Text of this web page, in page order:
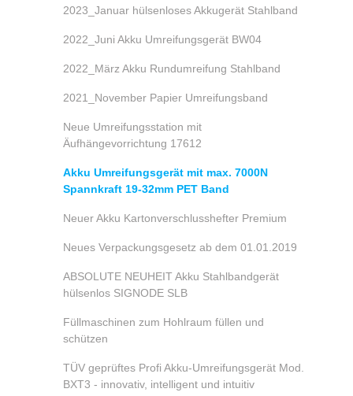
2023_Januar hülsenloses Akkugerät Stahlband
2022_Juni Akku Umreifungsgerät BW04
2022_März Akku Rundumreifung Stahlband
2021_November Papier Umreifungsband
Neue Umreifungsstation mit
Äufhängevorrichtung 17612
Akku Umreifungsgerät mit max. 7000N
Spannkraft 19-32mm PET Band
Neuer Akku Kartonverschlusshefter Premium
Neues Verpackungsgesetz ab dem 01.01.2019
ABSOLUTE NEUHEIT Akku Stahlbandgerät
hülsenlos SIGNODE SLB
Füllmaschinen zum Hohlraum füllen und
schützen
TÜV geprüftes Profi Akku-Umreifungsgerät Mod.
BXT3 - innovativ, intelligent und intuitiv